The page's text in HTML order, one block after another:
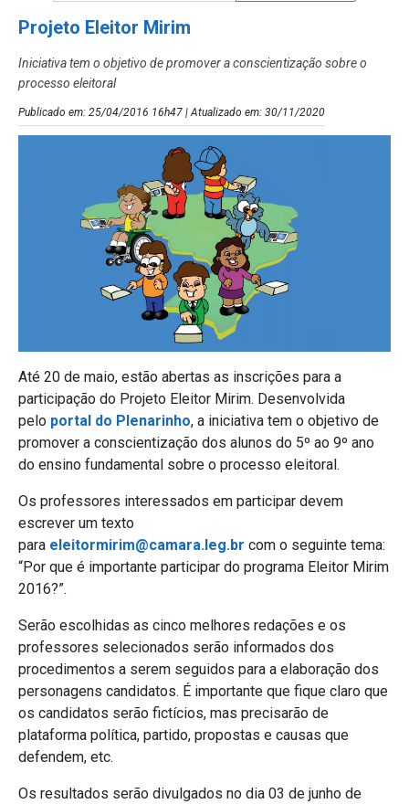
Projeto Eleitor Mirim
Iniciativa tem o objetivo de promover a conscientização sobre o
processo eleitoral
Publicado em: 25/04/2016 16h47 | Atualizado em: 30/11/2020
Até 20 de maio, estão abertas as inscrições para a
participação do Projeto Eleitor Mirim. Desenvolvida
pelo portal do Plenarinho, a iniciativa tem o objetivo de
promover a conscientização dos alunos do 5º ao 9º ano
do ensino fundamental sobre o processo eleitoral.
Os professores interessados em participar devem
escrever um texto
para eleitormirim@camara.leg.br com o seguinte tema:
“Por que é importante participar do programa Eleitor Mirim
2016?”.
Serão escolhidas as cinco melhores redações e os
professores selecionados serão informados dos
procedimentos a serem seguidos para a elaboração dos
personagens candidatos. É importante que fique claro que
os candidatos serão fictícios, mas precisarão de
plataforma política, partido, propostas e causas que
defendem, etc.
Os resultados serão divulgados no dia 03 de junho de